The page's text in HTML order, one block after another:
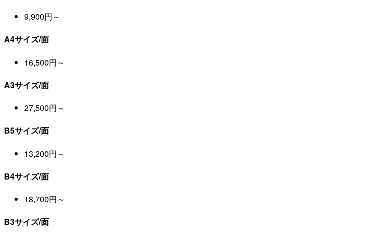
9,900円～
A4サイズ/面
16,500円～
A3サイズ/面
27,500円～
B5サイズ/面
13,200円～
B4サイズ/面
18,700円～
B3サイズ/面